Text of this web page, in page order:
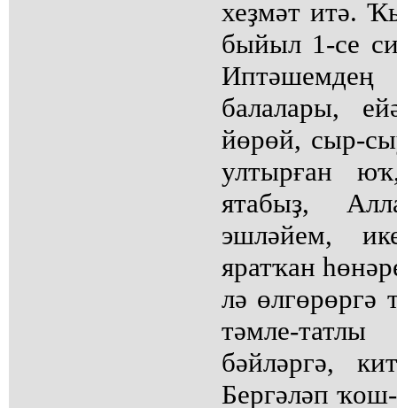
хеҙмәт итә.
быйыл 1-се
балалары,
йөрөй, сыр-
ултырған
ятабыҙ,
эшләйем,
яратҡан
лә өлгөрөргә
тәмле-
бәйләргә,
Бергәләп